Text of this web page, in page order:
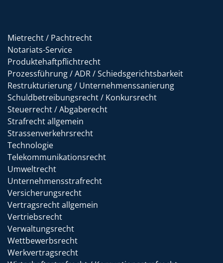
Mietrecht / Pachtrecht
Notariats-Service
Produktehaftpflichtrecht
Prozessführung / ADR / Schiedsgerichtsbarkeit
Restrukturierung / Unternehmenssanierung
Schuldbetreibungsrecht / Konkursrecht
Steuerrecht / Abgaberecht
Strafrecht allgemein
Strassenverkehrsrecht
Technologie
Telekommunikationsrecht
Umweltrecht
Unternehmensstrafrecht
Versicherungsrecht
Vertragsrecht allgemein
Vertriebsrecht
Verwaltungsrecht
Wettbewerbsrecht
Werkvertragsrecht